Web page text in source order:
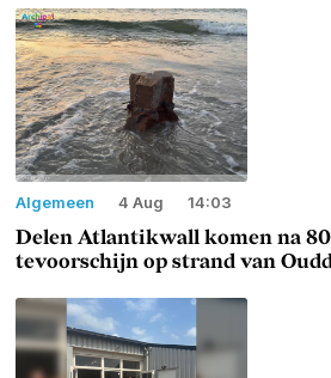
Algemeen 4 Aug 14:03
Delen Atlantikwall komen na
tevoorschijn op strand van